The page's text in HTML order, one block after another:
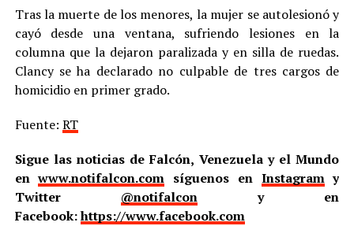
Tras la muerte de los menores, la mujer se autolesionó y
cayó desde una ventana, sufriendo lesiones en la
columna que la dejaron paralizada y en silla de ruedas.
Clancy se ha declarado no culpable de tres cargos de
homicidio en primer grado.
Fuente: RT
Sigue las noticias de Falcón, Venezuela y el Mundo
enwww.notifalcon.com síguenos en Instagramy
Twitter @notifalcony en
Facebook:https://www.facebook.com